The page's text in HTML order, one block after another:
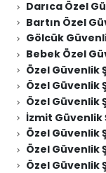
Darıca Özel
Bartın Özel
Gölcük
Bebek Özel
Özel Güvenlik
Özel Güvenlik
Özel Güvenlik
İzmit Güvenlik
Özel Güvenlik
Özel Güvenlik
Özel Güvenlik